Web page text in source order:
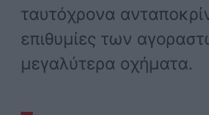
ταυτόχρονα
επιθυμίες των
μεγαλύτερα οχήματα.